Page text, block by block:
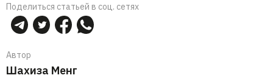
Поделиться статьей в соц. сетях
Автор
Шахиза Менг